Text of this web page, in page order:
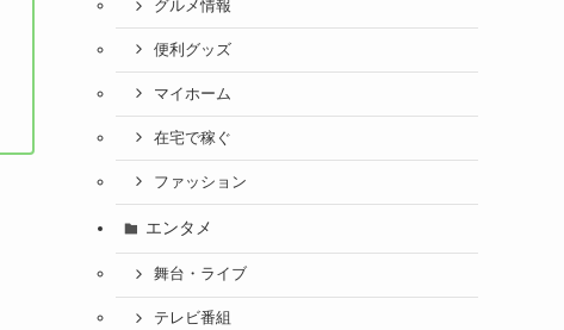
グルメ情報
便利グッズ
マイホーム
在宅で稼ぐ
ファッション
エンタメ
舞台・ライブ
テレビ番組